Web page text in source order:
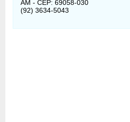
AM - CEP: 69058-030
(92) 3634-5043